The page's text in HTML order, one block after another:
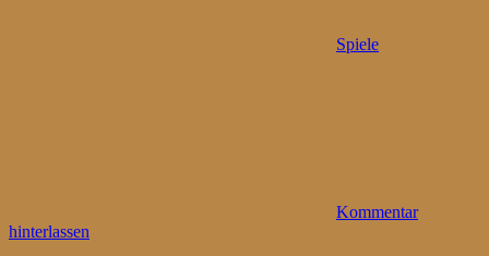
Spiele
Kommentar
hinterlassen